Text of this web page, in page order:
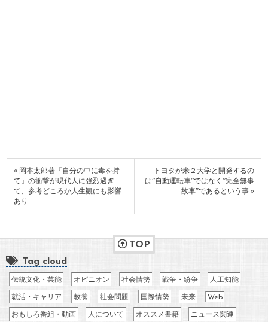
« 岡本太郎著『自分の中に毒を持
て』の衝撃が現代人に強烈過ぎ
て、参考どころか人生観にも影響
あり
トヨタが米２大学と開発するの
は”自動運転車”ではなく”完全無事
故車”であるという事 »
TOP
Tag cloud
伝統文化・芸能 オピニオン 社会情勢 戦争・紛争 人工知能
就活・キャリア 教養 社会問題 国際情勢 未来 Web
おもしろ番組・動画 人について オススメ書籍 ニュース関連